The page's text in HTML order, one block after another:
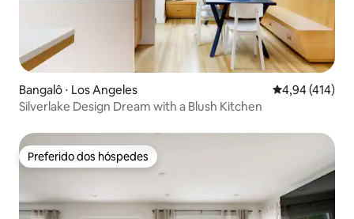
Bangalô ⋅ Los Angeles 4,94 de uma
4,94 (414)
Silverlake Design Dream with a Blush Kitchen
Preferido dos hóspedes
Preferido dos hóspedes